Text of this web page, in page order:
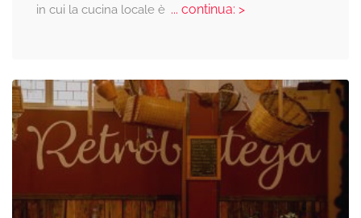
in cui la cucina locale è... continua: >